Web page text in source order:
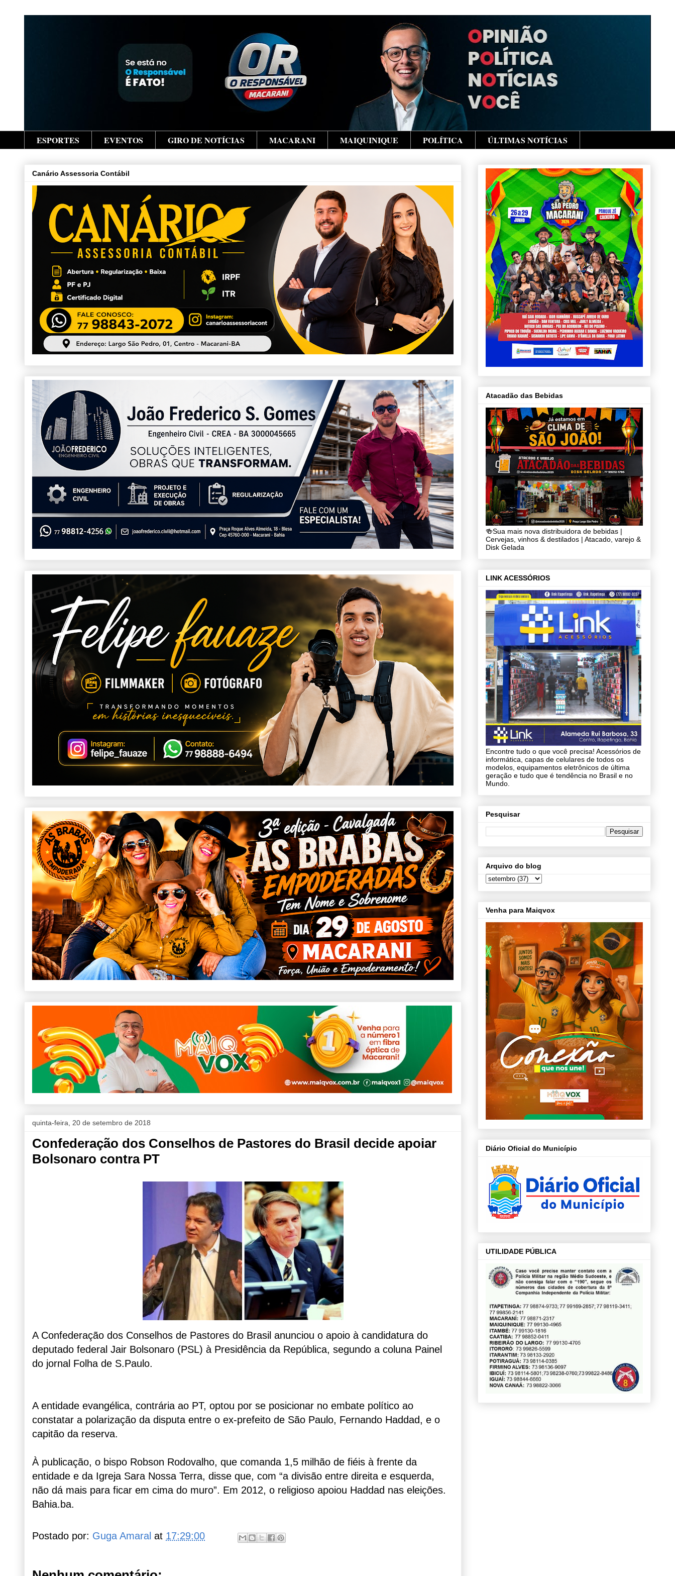
ESPORTES EVENTOS GIRO DE NOTÍCIAS MACARANI MAIQUINIQUE POLÍTICA ÚLTIMAS NOTÍCIAS
Canário Assessoria Contábil
quinta-feira, 20 de setembro de 2018
Confederação dos Conselhos de Pastores do Brasil decide apoiar
Bolsonaro contra PT
A Confederação dos Conselhos de Pastores do Brasil anunciou o apoio à candidatura do
deputado federal Jair Bolsonaro (PSL) à Presidência da República, segundo a coluna Painel
do jornal Folha de S.Paulo.
A entidade evangélica, contrária ao PT, optou por se posicionar no embate político ao
constatar a polarização da disputa entre o ex-prefeito de São Paulo, Fernando Haddad, e o
capitão da reserva.
À publicação, o bispo Robson Rodovalho, que comanda 1,5 milhão de fiéis à frente da
entidade e da Igreja Sara Nossa Terra, disse que, com “a divisão entre direita e esquerda,
não dá mais para ficar em cima do muro”. Em 2012, o religioso apoiou Haddad nas eleições.
Bahia.ba.
Postado por: Guga Amaral at 17:29:00
Atacadão das Bebidas
🍻Sua mais nova distribuidora de bebidas |
Cervejas, vinhos & destilados | Atacado, varejo &
Disk Gelada
LINK ACESSÓRIOS
Encontre tudo o que você precisa! Acessórios de
informática, capas de celulares de todos os
modelos, equipamentos eletrônicos de última
geração e tudo que é tendência no Brasil e no
Mundo.
Pesquisar
Arquivo do blog
Venha para Maiqvox
Diário Oficial do Município
UTILIDADE PÚBLICA